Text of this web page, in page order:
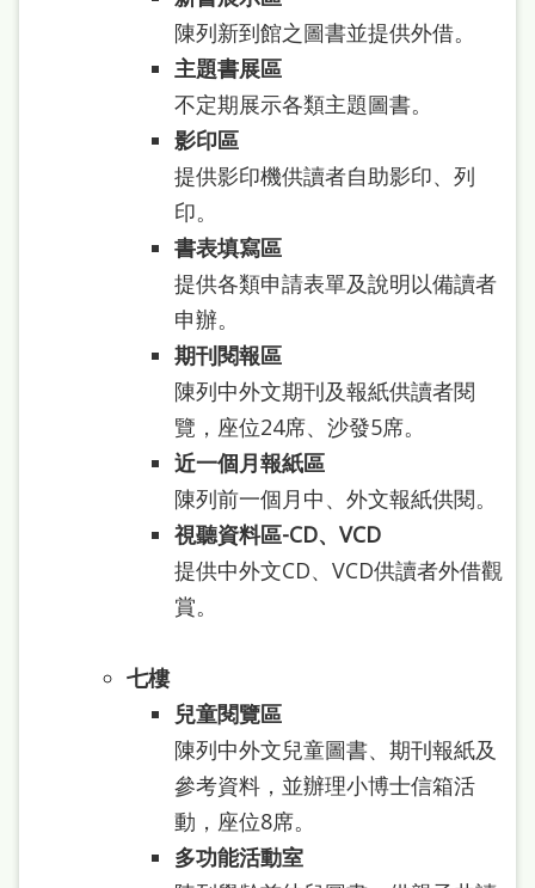
陳列新到館之圖書並提供外借。
主題書展區
不定期展示各類主題圖書。
影印區
提供影印機供讀者自助影印、列
印。
書表填寫區
提供各類申請表單及說明以備讀者
申辦。
期刊閱報區
陳列中外文期刊及報紙供讀者閱
覽，座位24席、沙發5席。
近一個月報紙區
陳列前一個月中、外文報紙供閱。
視聽資料區-CD、VCD
提供中外文CD、VCD供讀者外借觀
賞。
七樓
兒童閱覽區
陳列中外文兒童圖書、期刊報紙及
參考資料，並辦理小博士信箱活
動，座位8席。
多功能活動室